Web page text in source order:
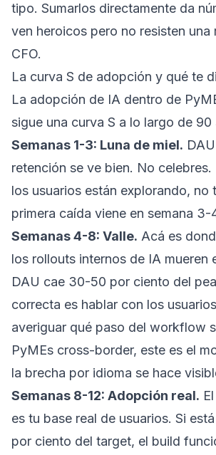
tipo. Sumarlos directamente da
ven heroicos pero no resisten una
CFO.
La curva S de adopción y qué te
La adopción de IA dentro de
sigue una curva S a lo largo de 90
Semanas 1-3: Luna de miel.
retención se ve bien. No
los usuarios están explorando, no
primera caída viene en semana 3-
Semanas 4-8: Valle. Acá es
los rollouts internos de IA mueren
DAU cae 30-50 por ciento del
correcta es hablar con los
averiguar qué paso del workflow
PyMEs cross-border, este es el
la brecha por idioma se hace
Semanas 8-12: Adopción real.
es tu base real de usuarios. Si
por ciento del target, el build